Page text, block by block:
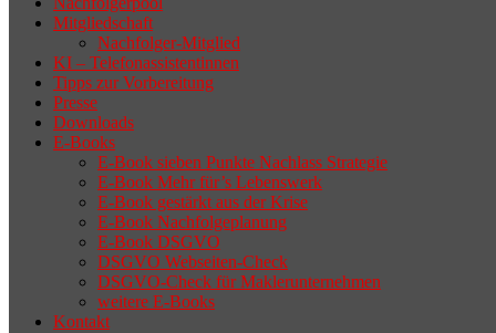
Mitgliedschaft
Nachfolger-Mitglied
KI – Telefonassistentinnen
Tipps zur Vorbereitung
Presse
Downloads
E-Books
E-Book sieben Punkte Nachlass Strategie
E-Book Mehr für’s Lebenswerk
E-Book gestärkt aus der Krise
E-Book Nachfolgeplanung
E-Book DSGVO
DSGVO Webseiten-Check
DSGVO-Check für Maklerunternehmen
weitere E-Books
Kontakt